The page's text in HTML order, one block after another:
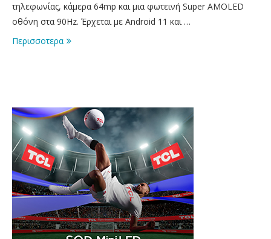
τηλεφωνίας, κάμερα 64mp και μια φωτεινή Super AMOLED
οθόνη στα 90Hz. Έρχεται με Android 11 και …
Περισσοτερα